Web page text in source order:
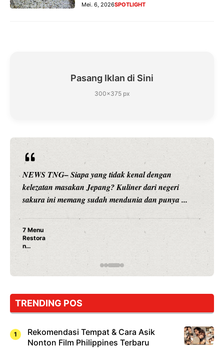
Mei. 6, 2026SPOTLIGHT
Pasang Iklan di Sini
300×375 px
NEWS TNG– Siapa yang tidak kenal dengan
kelezatan masakan Jepang? Kuliner dari negeri
sakura ini memang sudah mendunia dan punya ...
7 Menu
Restora
n
Jepang
Dicoba,
Cuma
Sushi!
TRENDING POS
Rekomendasi Tempat & Cara Asik
Nonton Film Philippines Terbaru